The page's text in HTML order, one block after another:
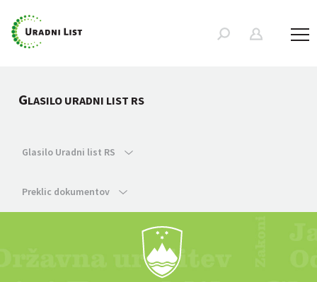
GLASILO URADNI LIST RS
Glasilo Uradni list RS
Preklic dokumentov